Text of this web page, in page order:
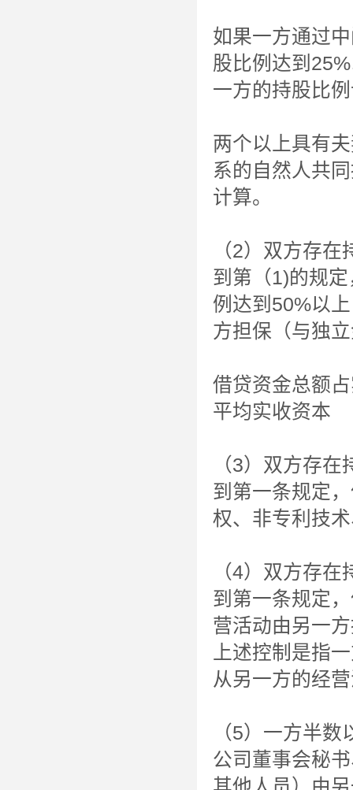
如果一方通过
股比例达到
一方的持股比
两个以上具有
系的自然人共
计算。
（2）双方存
到第（1)的规
例达到50%以
方担保（与独
借贷资金总额
平均实收资本
（3）双方存
到第一条规定
权、非专利技
（4）双方存
到第一条规定
营活动由另一
上述控制是指
从另一方的经
（5）一方半
公司董事会秘